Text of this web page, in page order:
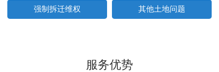
强制拆迁维权 其他土地问题
服务优势